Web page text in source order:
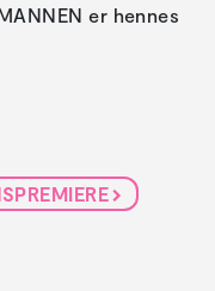
er hennes